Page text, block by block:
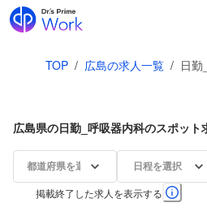
TOP / 広島の求人一覧 / 日
広島県の日勤_呼吸器内科のスポット
都道府県を選択 日程を選択
掲載終了した求人を表示する